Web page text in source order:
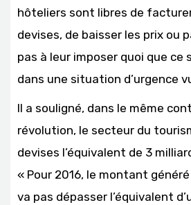
hôteliers sont libres de
devises, de baisser les prix ou
pas à leur imposer quoi que ce
dans une situation d’urgence
Il a souligné, dans le même
révolution, le secteur du
devises l’équivalent de 3
« Pour 2016, le montant
va pas dépasser l’équivalent